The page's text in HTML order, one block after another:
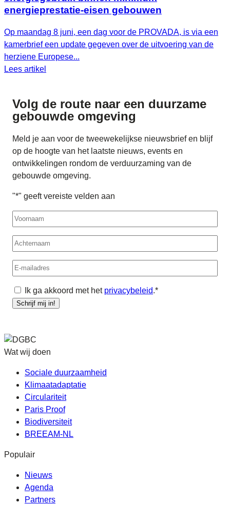
energieprestatie-eisen gebouwen
Op maandag 8 juni, een dag voor de PROVADA, is via een
kamerbrief een update gegeven over de uitvoering van de
herziene Europese...
Lees artikel
Volg de route naar een duurzame
gebouwde omgeving
Meld je aan voor de tweewekelijkse nieuwsbrief en blijf
op de hoogte van het laatste nieuws, events en
ontwikkelingen rondom de verduurzaming van de
gebouwde omgeving.
"*" geeft vereiste velden aan
Voornaam
Achternaam
E-
mailadres
Algemene
voorwaarden
Ik ga akkoord met het privacybeleid.*
Schrijf mij in!
Wat wij doen
Sociale duurzaamheid
Klimaatadaptatie
Circulariteit
Paris Proof
Biodiversiteit
BREEAM-NL
Populair
Nieuws
Agenda
Partners